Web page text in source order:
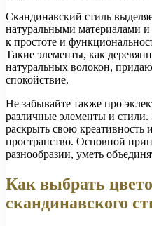
Скандинавский стиль
натуральными материалами
к простоте и
Такие элементы, как
натуральных волокон,
спокойствие.
Не забывайте также про
различные элементы и стили.
раскрыть свою креативность
пространство. Основной
разнообразии, уметь
Как выбрать
скандинавского